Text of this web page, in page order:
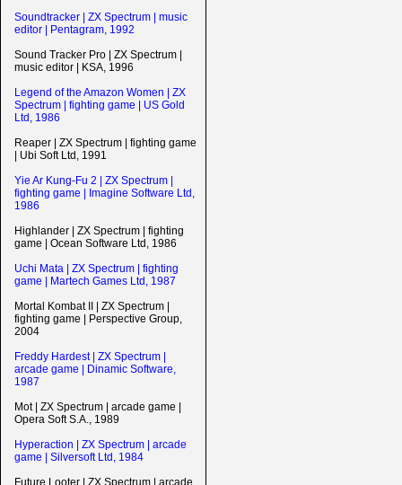
Soundtracker | ZX Spectrum | music
editor | Pentagram, 1992
Sound Tracker Pro | ZX Spectrum |
music editor | KSA, 1996
Legend of the Amazon Women | ZX
Spectrum | fighting game | US Gold
Ltd, 1986
Reaper | ZX Spectrum | fighting game
| Ubi Soft Ltd, 1991
Yie Ar Kung-Fu 2 | ZX Spectrum |
fighting game | Imagine Software Ltd,
1986
Highlander | ZX Spectrum | fighting
game | Ocean Software Ltd, 1986
Uchi Mata | ZX Spectrum | fighting
game | Martech Games Ltd, 1987
Mortal Kombat II | ZX Spectrum |
fighting game | Perspective Group,
2004
Freddy Hardest | ZX Spectrum |
arcade game | Dinamic Software,
1987
Mot | ZX Spectrum | arcade game |
Opera Soft S.A., 1989
Hyperaction | ZX Spectrum | arcade
game | Silversoft Ltd, 1984
Future Looter | ZX Spectrum | arcade